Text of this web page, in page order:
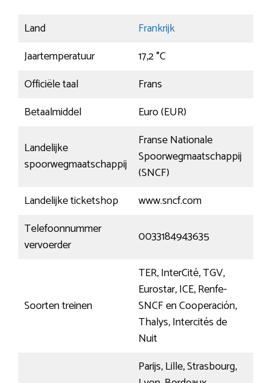
Land
Frankrijk
Jaartemperatuur
17,2 °C
Officiële taal
Frans
Betaalmiddel
Euro (EUR)
Landelijke
spoorwegmaatschappij
Franse Nationale
Spoorwegmaatschappij
(SNCF)
Landelijke ticketshop
www.sncf.com
Telefoonnummer
vervoerder
0033184943635
Soorten treinen
TER, InterCité, TGV,
Eurostar, ICE, Renfe-
SNCF en Cooperación,
Thalys, Intercités de
Nuit
Parijs, Lille, Strasbourg,